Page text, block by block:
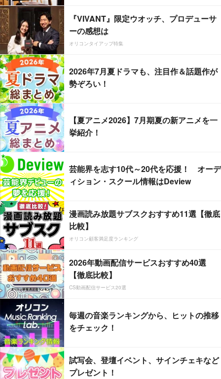
『VIVANT』限定ウオッチ、プロデューサ
ーの感想は
オリコンタイアップ特集
2026年7月夏ドラマも、注目作＆話題作が
勢ぞろい！
【夏アニメ2026】7月期夏の新アニメを一
挙紹介！
芸能界を志す10代～20代を応援！ オーデ
ィション・スクール情報はDeview
漫画読み放題サブスクおすすめ11選【徹底
比較】
オリコン顧客満足度ランキング
2026年動画配信サービスおすすめ40選
【徹底比較】
CS動画配信サービス20選
毎週の音楽ランキングから、ヒットの推移
をチェック！
試写会、登壇イベント、サインチェキなど
プレゼント！